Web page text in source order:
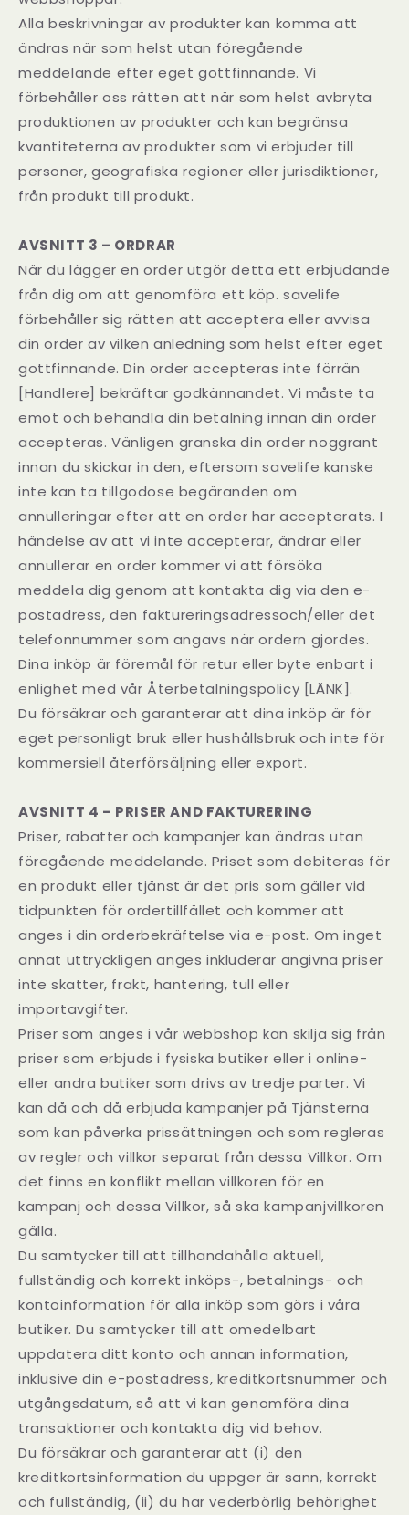
Alla beskrivningar av produkter kan komma att
ändras när som helst utan föregående
meddelande efter eget gottfinnande. Vi
förbehåller oss rätten att när som helst avbryta
produktionen av produkter och kan begränsa
kvantiteterna av produkter som vi erbjuder till
personer, geografiska regioner eller jurisdiktioner,
från produkt till produkt.
AVSNITT 3 – ORDRAR
När du lägger en order utgör detta ett erbjudande
från dig om att genomföra ett köp. savelife
förbehåller sig rätten att acceptera eller avvisa
din order av vilken anledning som helst efter eget
gottfinnande. Din order accepteras inte förrän
[Handlere] bekräftar godkännandet. Vi måste ta
emot och behandla din betalning innan din order
accepteras. Vänligen granska din order noggrant
innan du skickar in den, eftersom savelife kanske
inte kan ta tillgodose begäranden om
annulleringar efter att en order har accepterats. I
händelse av att vi inte accepterar, ändrar eller
annullerar en order kommer vi att försöka
meddela dig genom att kontakta dig via den e-
postadress, den faktureringsadressoch/eller det
telefonnummer som angavs när ordern gjordes.
Dina inköp är föremål för retur eller byte enbart i
enlighet med vår Återbetalningspolicy [LÄNK].
Du försäkrar och garanterar att dina inköp är för
eget personligt bruk eller hushållsbruk och inte för
kommersiell återförsäljning eller export.
AVSNITT 4 – PRISER AND FAKTURERING
Priser, rabatter och kampanjer kan ändras utan
föregående meddelande. Priset som debiteras för
en produkt eller tjänst är det pris som gäller vid
tidpunkten för ordertillfället och kommer att
anges i din orderbekräftelse via e-post. Om inget
annat uttryckligen anges inkluderar angivna priser
inte skatter, frakt, hantering, tull eller
importavgifter.
Priser som anges i vår webbshop kan skilja sig från
priser som erbjuds i fysiska butiker eller i online-
eller andra butiker som drivs av tredje parter. Vi
kan då och då erbjuda kampanjer på Tjänsterna
som kan påverka prissättningen och som regleras
av regler och villkor separat från dessa Villkor. Om
det finns en konflikt mellan villkoren för en
kampanj och dessa Villkor, så ska kampanjvillkoren
gälla.
Du samtycker till att tillhandahålla aktuell,
fullständig och korrekt inköps-, betalnings- och
kontoinformation för alla inköp som görs i våra
butiker. Du samtycker till att omedelbart
uppdatera ditt konto och annan information,
inklusive din e-postadress, kreditkortsnummer och
utgångsdatum, så att vi kan genomföra dina
transaktioner och kontakta dig vid behov.
Du försäkrar och garanterar att (i) den
kreditkortsinformation du uppger är sann, korrekt
och fullständig, (ii) du har vederbörlig behörighet